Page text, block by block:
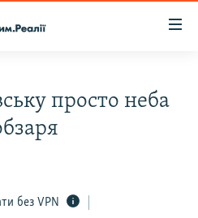
просто неба
без VPN